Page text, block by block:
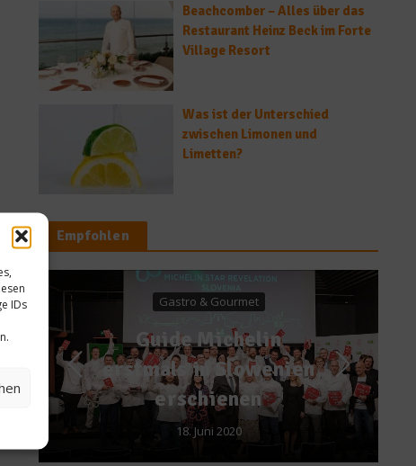
IDs
Beachcomber – Alles über das
Restaurant Heinz Beck im Forte
Village Resort
Was ist der Unterschied
zwischen Limonen und
Limetten?
Empfohlen
& Gourmet
Michelin
in Slowenien
Heringsstipp
7. Juni 2016